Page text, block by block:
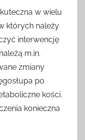
w wielu
których należy
interwencję
m.in.
zmiany
po
kości.
konieczna